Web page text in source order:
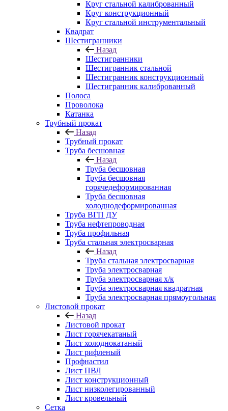
Круг стальной калиброванный
Круг конструкционный
Круг стальной инструментальный
Квадрат
Шестигранники
Назад
Шестигранники
Шестигранник стальной
Шестигранник конструкционный
Шестигранник калиброванный
Полоса
Проволока
Катанка
Трубный прокат
Назад
Трубный прокат
Труба бесшовная
Назад
Труба бесшовная
Труба бесшовная
горячедеформированная
Труба бесшовная
холоднодеформированная
Труба ВГП ДУ
Труба нефтепроводная
Труба профильная
Труба стальная электросварная
Назад
Труба стальная электросварная
Труба электросварная
Труба электросварная х/к
Труба электросварная квадратная
Труба электросварная прямоугольная
Листовой прокат
Назад
Листовой прокат
Лист горячекатаный
Лист холоднокатаный
Лист рифленый
Профнастил
Лист ПВЛ
Лист конструкционный
Лист низколегированный
Лист кровельный
Сетка